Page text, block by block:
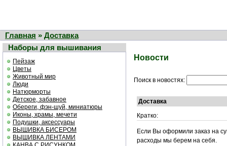
Главная » Доставка
Наборы для вышивания
Пейзаж
Цветы
Животный мир
Люди
Натюрморты
Детское, забавное
Обереги, фэн-шуй, миниатюры
Иконы, храмы, мечети
Подушки, аксессуары
ВЫШИВКА БИСЕРОМ
ВЫШИВКА ЛЕНТАМИ
Новости
Поиск в новостях:
Доставка
Кратко:
Если Вы оформили заказ на
расходы мы берем на себя.